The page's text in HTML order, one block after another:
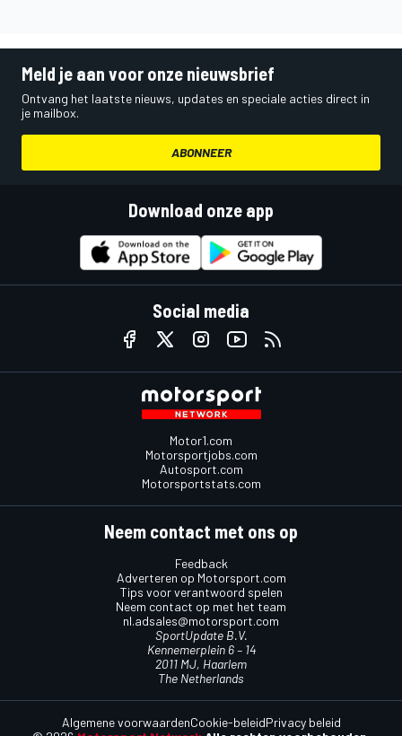
Meld je aan voor onze nieuwsbrief
Ontvang het laatste nieuws, updates en speciale acties direct in
je mailbox.
ABONNEER
Download onze app
Social media
Motor1.com
Motorsportjobs.com
Autosport.com
Motorsportstats.com
Neem contact met ons op
Feedback
Adverteren op Motorsport.com
Tips voor verantwoord spelen
Neem contact op met het team
nl.adsales@motorsport.com
SportUpdate B.V.
Kennemerplein 6 – 14
2011 MJ, Haarlem
The Netherlands
Algemene voorwaardenCookie-beleidPrivacy beleid